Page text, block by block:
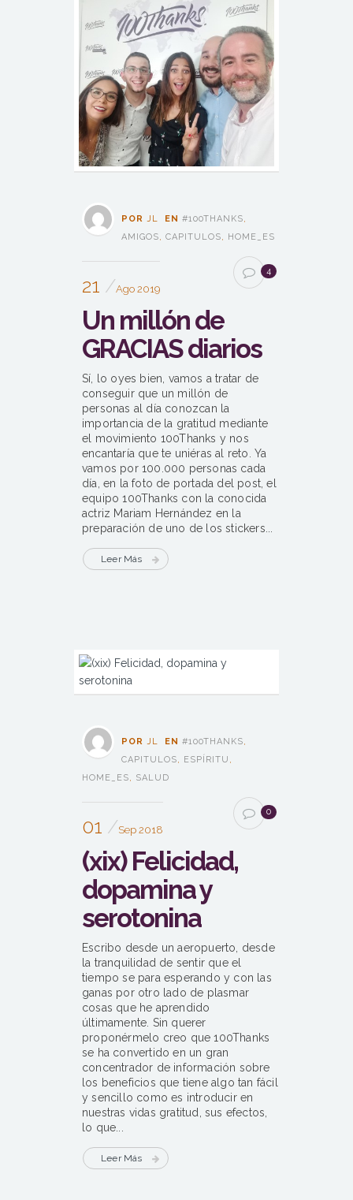
POR JL EN #100THANKS,
AMIGOS, CAPITULOS, HOME_ES
21 Ago 2019
4
Un millón de
GRACIAS diarios
Sí, lo oyes bien, vamos a tratar de
conseguir que un millón de
personas al día conozcan la
importancia de la gratitud mediante
el movimiento 100Thanks y nos
encantaría que te uniéras al reto. Ya
vamos por 100.000 personas cada
día, en la foto de portada del post, el
equipo 100Thanks con la conocida
actriz Mariam Hernández en la
preparación de uno de los stickers...
Leer Más
POR JL EN #100THANKS,
CAPITULOS, ESPÍRITU ,
HOME_ES, SALUD
01 Sep 2018
0
(xix) Felicidad,
dopamina y
serotonina
Escribo desde un aeropuerto, desde
la tranquilidad de sentir que el
tiempo se para esperando y con las
ganas por otro lado de plasmar
cosas que he aprendido
últimamente. Sin querer
proponérmelo creo que 100Thanks
se ha convertido en un gran
concentrador de información sobre
los beneficios que tiene algo tan fácil
y sencillo como es introducir en
nuestras vidas gratitud, sus efectos,
lo que...
Leer Más